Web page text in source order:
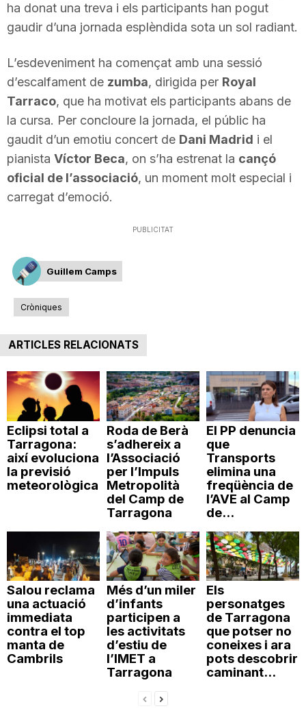
g
o
a
ha donat una treva i els participants han pogut
gaudir d’una jornada esplèndida sota un sol radiant.
L’esdeveniment ha començat amb una sessió
d’escalfament de zumba, dirigida per Royal
Tarraco, que ha motivat els participants abans de
la cursa. Per concloure la jornada, el públic ha
gaudit d’un emotiu concert de Dani Madrid i el
pianista Víctor Beca, on s’ha estrenat la cançó
oficial de l’associació, un moment molt especial i
carregat d’emoció.
PUBLICITAT
Guillem Camps
Cròniques
ARTICLES RELACIONATS
Eclipsi total a
Tarragona:
així evoluciona
la previsió
meteorològica
Roda de Berà
s’adhereix a
l’Associació
per l’Impuls
Metropolità
del Camp de
Tarragona
El PP denuncia
que
Transports
elimina una
freqüència de
l’AVE al Camp
de...
Salou reclama
una actuació
immediata
contra el top
manta de
Cambrils
Més d’un miler
d’infants
participen a
les activitats
d’estiu de
l’IMET a
Tarragona
Els
personatges
de Tarragona
que potser no
coneixes i ara
pots descobrir
caminant...